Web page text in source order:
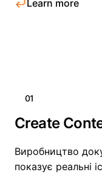
Learn more
01
Create
Виробництво
показує реальні